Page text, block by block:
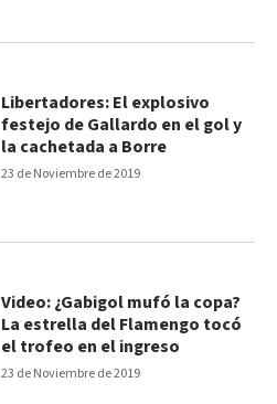
23 de Noviembre de 2019
Libertadores: El explosivo
festejo de Gallardo en el gol y
la cachetada a Borre
23 de Noviembre de 2019
Video: ¿Gabigol mufó la copa?
La estrella del Flamengo tocó
el trofeo en el ingreso